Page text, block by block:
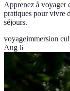
Apprenez à voyager
pratiques pour vivre
séjours.
voyageimmersion
Aug 6